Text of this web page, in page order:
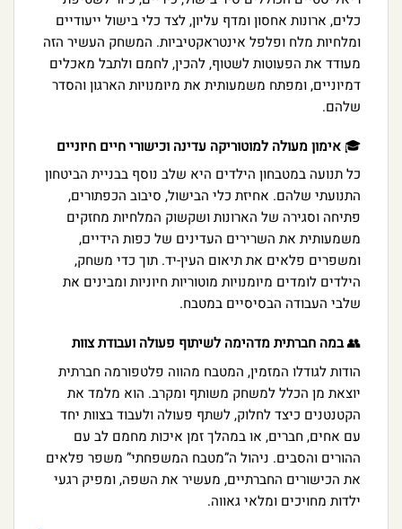
כלים, ארונות אחסון ומדף עליון, לצד כלי בישול ייעודיים
ומלחיות מלח ופלפל אינטראקטיביות. המשחק העשיר הזה
מעודד את הפעוטות לשטוף, להכין, לחמם ולתבל מאכלים
דמיוניים, ומפתח משמעותית את מיומנויות הארגון והסדר
שלהם.
🎓אימון מעולה למוטוריקה עדינה וכישורי חיים חיוניים
כל תנועה במטבחון הילדים היא שלב נוסף בבניית הביטחון
התנועתי שלהם. אחיזת כלי הבישול, סיבוב הכפתורים,
פתיחה וסגירה של הארונות ושקשוק המלחיות מחזקים
משמעותית את השרירים העדינים של כפות הידיים,
ומשפרים פלאים את תיאום העין-יד. תוך כדי משחק,
הילדים לומדים מיומנויות מוטוריות חיוניות ומבינים את
שלבי העבודה הבסיסיים במטבח.
👥במה חברתית מדהימה לשיתוף פעולה ועבודת צוות
הודות לגודלו המזמין, המטבח מהווה פלטפורמה חברתית
יוצאת מן הכלל למשחק משותף ומקרב. הוא מלמד את
הקטנטנים כיצד לחלוק, לשתף פעולה ולעבוד בצוות יחד
עם אחים, חברים, או במהלך זמן איכות מחמם לב עם
ההורים והסבים. ניהול ה”מטבח המשפחתי” משפר פלאים
את הכישורים החברתיים, מעשיר את השפה, ומפיק רגעי
ילדות מחויכים ומלאי גאווה.